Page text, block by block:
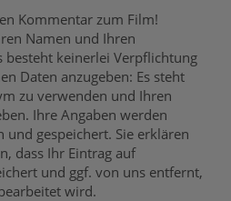
Kommentar zum Film!
Namen und Ihren
besteht keinerlei Verpflichtung
Daten anzugeben: Es steht
zu verwenden und Ihren
Ihre Angaben werden
und gespeichert. Sie erklären
dass Ihr Eintrag auf
und ggf. von uns entfernt,
wird.